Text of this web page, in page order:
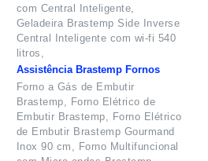
com Central Inteligente,
Geladeira Brastemp Side Inverse
Central Inteligente com wi-fi 540
litros,
Assistência Brastemp Fornos
Forno a Gás de Embutir
Brastemp, Forno Elétrico de
Embutir Brastemp, Forno Elétrico
de Embutir Brastemp Gourmand
Inox 90 cm, Forno Multifuncional